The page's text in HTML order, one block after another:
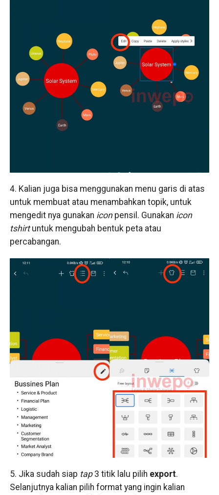
4. Kalian juga bisa menggunakan menu garis di atas
untuk membuat atau menambahkan topik, untuk
mengedit nya gunakan iconpensil. Gunakan icon
tshirtuntuk mengubah bentuk peta atau
percabangan.
5. Jika sudah siap tap3 titik lalu pilih export.
Selanjutnya kalian pilih format yang ingin kalian